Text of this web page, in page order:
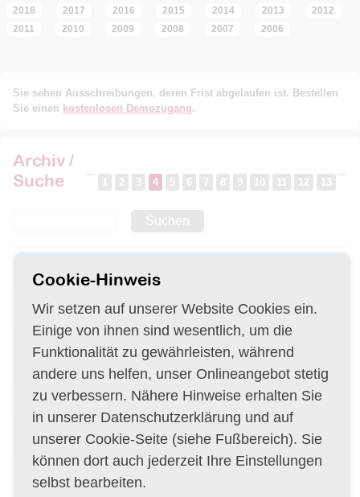
2018
2017 2016 2015 2014 2013
2012
2011
2010 2009 2008 2007 2006
Sie sehen Ausschreibungen, deren Frist abgelaufen ist. Bestellen
Sie einen kostenlosen Demozugang.
Archiv /
Suche
1 2 3 4 5 6 7 8 9 10 11 12 13
Suchen
Boden- und Felsproben
Regenrückhaltebecken
Durchführung der
Umweltverträglichkeitsprüfung
für den Neuantrag des ESTRAL
DE–38226 23.10.2019
Rahmenvertrag für chemische
DE–68161 23.10.2019
Herstellen von Probepfähle und
Probebelastungen
DE–09356 23.10.2019
Durchführung von Asphalt- und
Bodenuntersuchungen im
23.10.2019
Cookie-Hinweis
Wir setzen auf unserer Website Cookies ein.
Einige von ihnen sind wesentlich, um die
Funktionalität zu gewährleisten, während
andere uns helfen, unser Onlineangebot stetig
zu verbessern. Nähere Hinweise erhalten Sie
in unserer Datenschutzerklärung und auf
unserer Cookie-Seite (siehe Fußbereich). Sie
können dort auch jederzeit Ihre Einstellungen
selbst bearbeiten.